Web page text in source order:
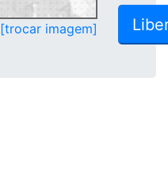
[trocar imagem]